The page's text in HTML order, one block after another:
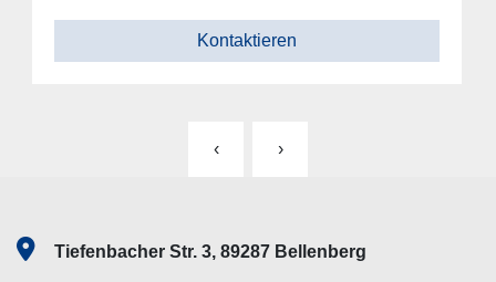
Kontaktieren
‹ ›
Tiefenbacher Str. 3, 89287 Bellenberg